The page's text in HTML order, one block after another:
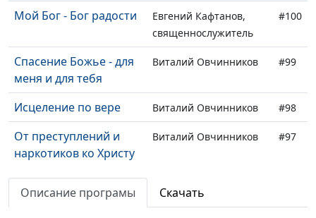
Мой Бог - Бог радости
Евгений Кафтанов,
священнослужитель
#100
Спасение Божье - для
меня и для тебя
Виталий Овчинников #99
Исцеление по вере Виталий Овчинников #98
От преступлений и
наркотиков ко Христу
Виталий Овчинников #97
Я получила работу,
потому что была
Описание програмы Скачать